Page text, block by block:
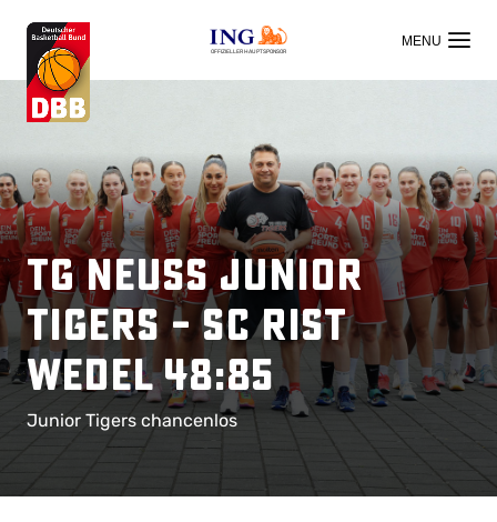
OFFIZIELLER HAUPTSPONSOR
TG Neuss Junior
Tigers – SC Rist
Wedel 48:85
Junior Tigers chancenlos